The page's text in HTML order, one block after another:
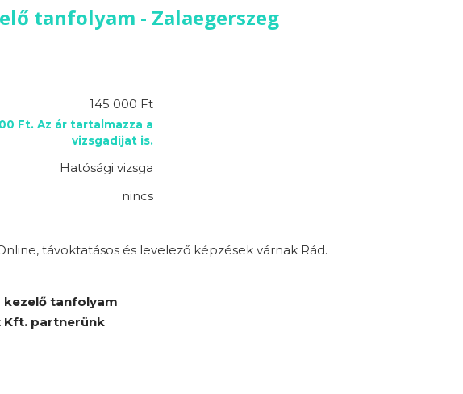
tanfolyam - Zalaegerszeg
145 000 Ft
Ft. Az ár tartalmazza a
vizsgadíjat is.
Hatósági vizsga
nincs
távoktatásos és levelező képzések várnak Rád.
tanfolyam
Kft. partnerünk